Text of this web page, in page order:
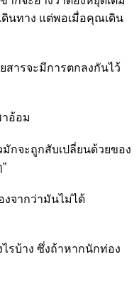
นทาง แต่พอเมื่อคุณเดิน
สารจะมีการตกลงกันไว้
อ้อม
มักจะถูกสับเปลี่ยนด้วยของ
งจากว่ามันไม่ได้
รบ้าง ซึ่งถ้าหากนักท่อง